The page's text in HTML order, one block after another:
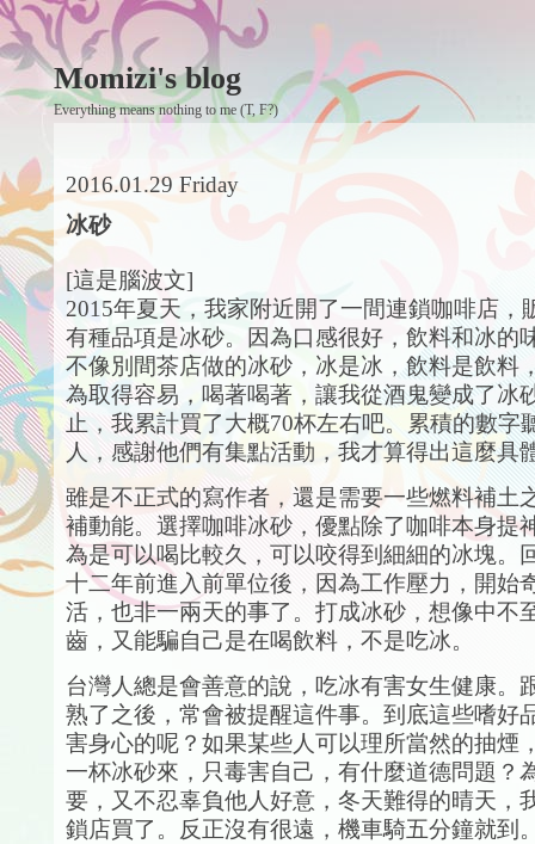
Momizi's blog
Everything means nothing to me (T, F?)
2016.01.29 Friday
冰砂
[這是腦波文]
2015年夏天，我家附近開了一間連鎖咖啡店，
有種品項是冰砂。因為口感很好，飲料和冰的
不像別間茶店做的冰砂，冰是冰，飲料是飲料
為取得容易，喝著喝著，讓我從酒鬼變成了冰
止，我累計買了大概70杯左右吧。累積的數字
人，感謝他們有集點活動，我才算得出這麼具
雖是不正式的寫作者，還是需要一些燃料補土
補動能。選擇咖啡冰砂，優點除了咖啡本身提
為是可以喝比較久，可以咬得到細細的冰塊。
十二年前進入前單位後，因為工作壓力，開始
活，也非一兩天的事了。打成冰砂，想像中不
齒，又能騙自己是在喝飲料，不是吃冰。
台灣人總是會善意的說，吃冰有害女生健康。
熟了之後，常會被提醒這件事。到底這些嗜好
害身心的呢？如果某些人可以理所當然的抽煙
一杯冰砂來，只毒害自己，有什麼道德問題？
要，又不忍辜負他人好意，冬天難得的晴天，
鎖店買了。反正沒有很遠，機車騎五分鐘就到